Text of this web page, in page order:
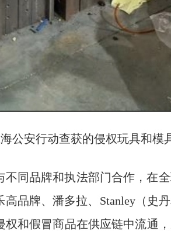
海公安行动查获的侵权玩具和模
不同品牌和执法部门合作，在
品牌、潘多拉、Stanley（史
权和假冒商品在供应链中流通